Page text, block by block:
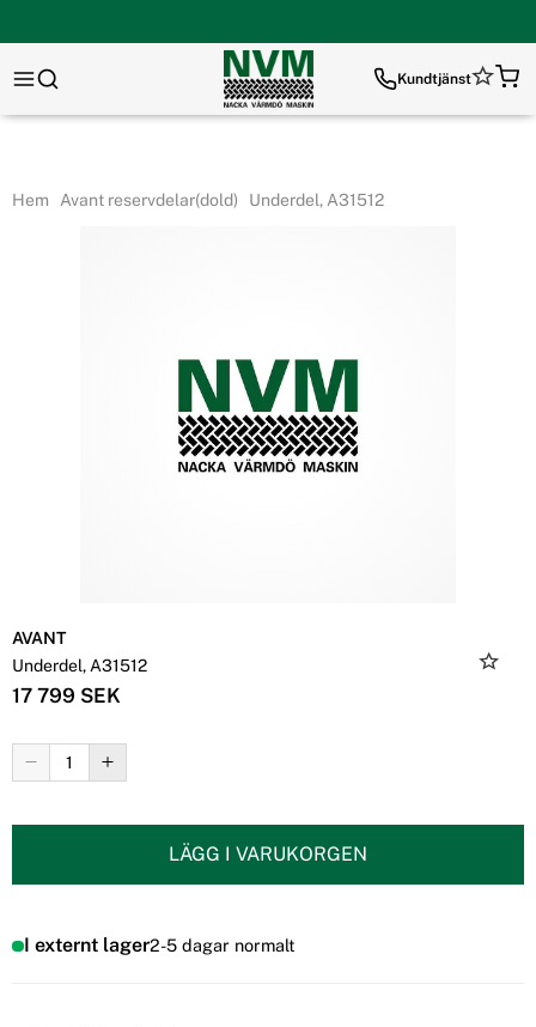
Kundtjänst
Hem Avant reservdelar(dold) Underdel, A31512
AVANT
Underdel, A31512
17 799 SEK
LÄGG I VARUKORGEN
I externt lager2-5 dagar normalt